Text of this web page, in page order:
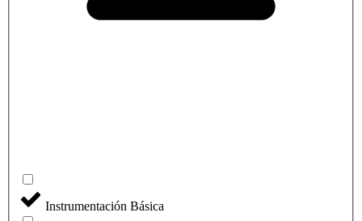
Instrumentación Básica